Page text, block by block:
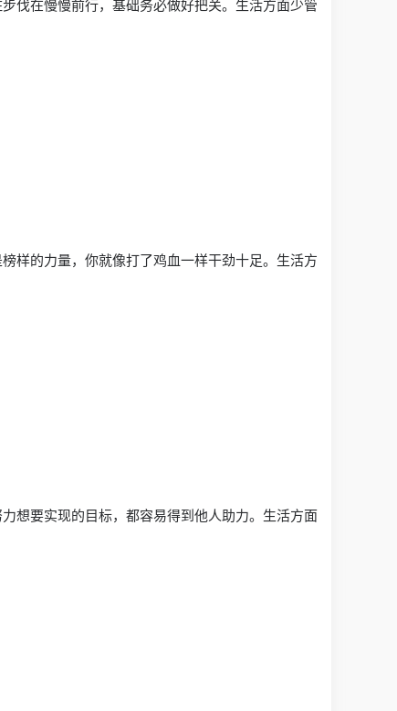
伐在慢慢前行，基础务必做好把关。生活方面少管
样的力量，你就像打了鸡血一样干劲十足。生活方
想要实现的目标，都容易得到他人助力。生活方面